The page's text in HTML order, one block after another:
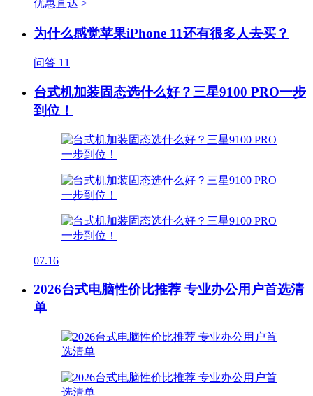
优惠直达 >
为什么感觉苹果iPhone 11还有很多人去买？
问答 11
台式机加装固态选什么好？三星9100 PRO一步
到位！
07.16
2026台式电脑性价比推荐 专业办公用户首选清
单